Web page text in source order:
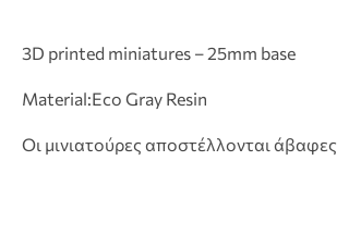
3D printed miniatures – 25mm base
Material:Eco Gray Resin
Οι μινιατούρες αποστέλλονται άβαφες.